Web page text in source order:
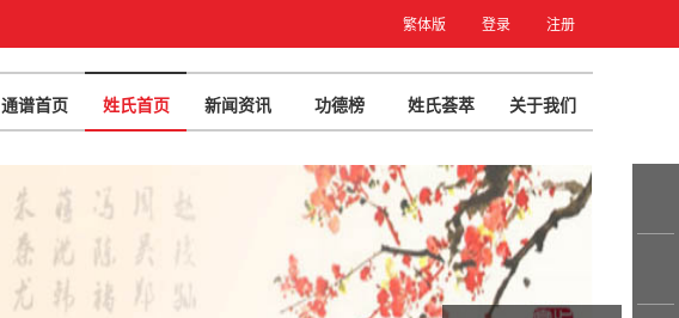
繁体版 登录 注册
通谱首页 姓氏首页 新闻资讯 功德榜 姓氏荟萃 关于我们